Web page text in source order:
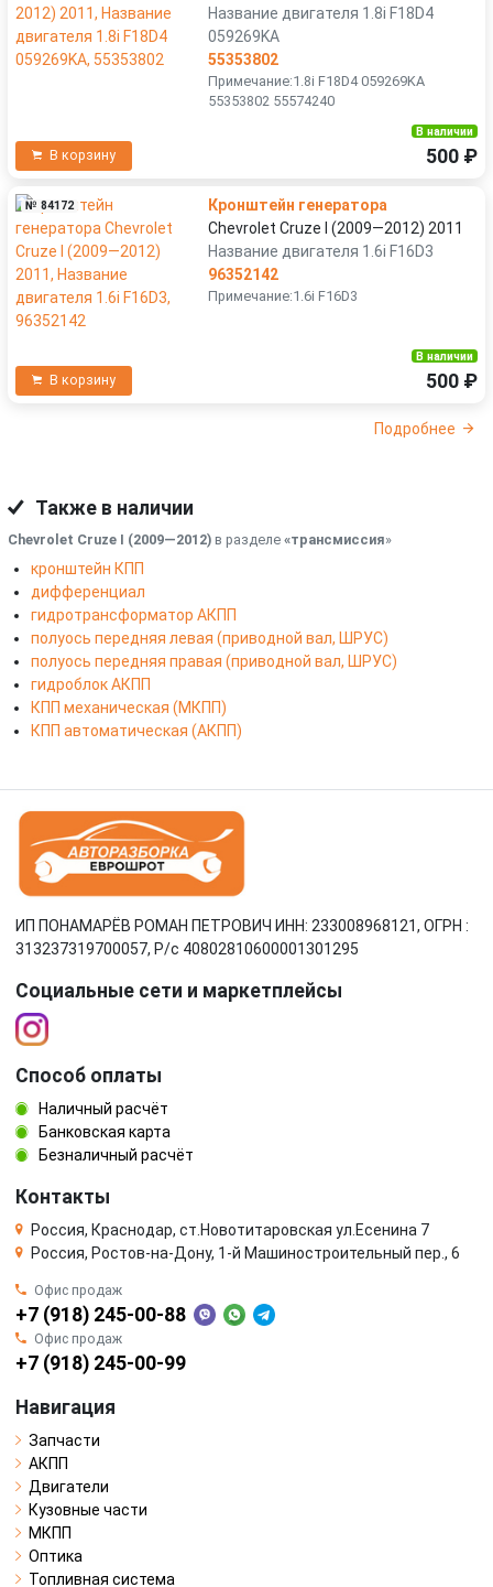
Название двигателя 1.8i F18D4
059269KA
55353802
Примечание:1.8i F18D4 059269KA
55353802 55574240
В корзину
В наличии
500 ₽
№ 84172
Кронштейн генератора
Chevrolet Cruze I (2009—2012) 2011
Название двигателя 1.6i F16D3
96352142
Примечание:1.6i F16D3
В корзину
В наличии
500 ₽
Подробнее
Также в наличии
Chevrolet Cruze I (2009—2012) в разделе «трансмиссия»
кронштейн КПП
дифференциал
гидротрансформатор АКПП
полуось передняя левая (приводной вал, ШРУС)
полуось передняя правая (приводной вал, ШРУС)
гидроблок АКПП
КПП механическая (МКПП)
КПП автоматическая (АКПП)
ИП ПОНАМАРЁВ РОМАН ПЕТРОВИЧ ИНН: 233008968121, ОГРН :
313237319700057, Р/c 40802810600001301295
Социальные сети и маркетплейсы
Способ оплаты
Наличный расчёт
Банковская карта
Безналичный расчёт
Контакты
Россия, Краснодар, ст.Новотитаровская ул.Есенина 7
Россия, Ростов-на-Дону, 1-й Машиностроительный пер., 6
Офис продаж
+7 (918) 245-00-88
Офис продаж
+7 (918) 245-00-99
Навигация
Запчасти
АКПП
Двигатели
Кузовные части
МКПП
Оптика
Топливная система